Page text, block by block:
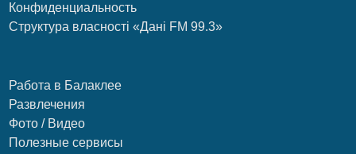
Конфиденциальность
Структура власності «Дані FM 99.3»
Работа в Балаклее
Развлечения
Фото / Видео
Полезные сервисы